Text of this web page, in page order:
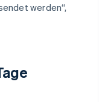
werden“,